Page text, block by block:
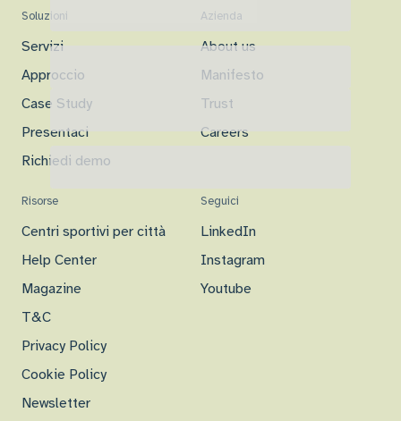
Soluzioni
Servizi
Approccio
Case Study
Presentaci
Richiedi demo
Azienda
About us
Manifesto
Trust
Careers
Risorse
Centri sportivi per città
Help Center
Magazine
T&C
Privacy Policy
Cookie Policy
Newsletter
Seguici
LinkedIn
Instagram
Youtube